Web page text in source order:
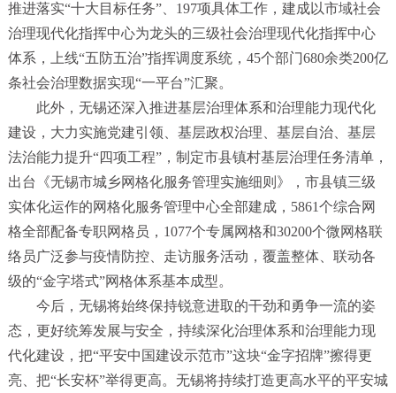
推进落实“十大目标任务”、 197项具体工作，建成以市域社会
治理现代化指挥中心为龙头的三级社会治理现代化指挥中心
体系，上线“五防五治”指挥调度系统， 45个部门680余类200亿
条社会治理数据实现“一平台”汇聚。
此外，无锡还深入推进基层治理体系和治理能力现代化
建设，大力实施党建引领、基层政权治理、基层自治、基层
法治能力提升“四项工程”，制定市县镇村基层治理任务清单，
出台《无锡市城乡网格化服务管理实施细则》，市县镇三级
实体化运作的网格化服务管理中心全部建成， 5861个综合网
格全部配备专职网格员， 1077个专属网格和30200个微网格联
络员广泛参与疫情防控、走访服务活动，覆盖整体、联动各
级的“金字塔式”网格体系基本成型。
今后，无锡将始终保持锐意进取的干劲和勇争一流的姿
态，更好统筹发展与安全，持续深化治理体系和治理能力现
代化建设，把“平安中国建设示范市”这块“金字招牌”擦得更
亮、把“长安杯”举得更高。无锡将持续打造更高水平的平安城